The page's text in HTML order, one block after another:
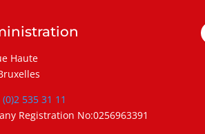
Haute
535 31 11
Registration No:0256963391